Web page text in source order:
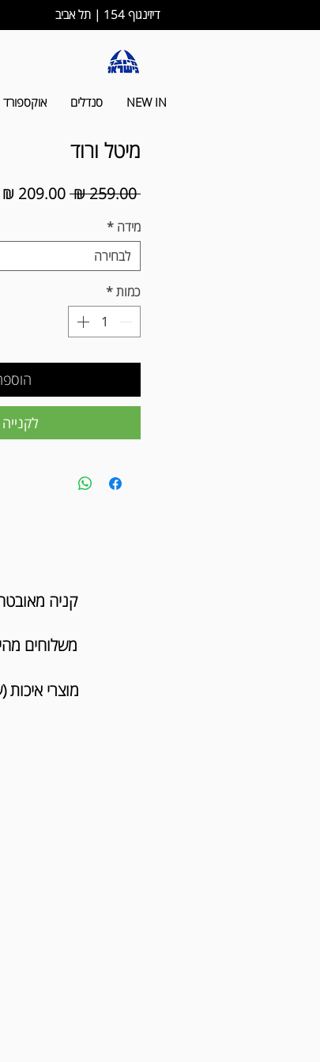
דיזינגוף 154 | תל אביב
NEW IN סנדלים אוקספורד
מיטל ורוד
‏259.00 ‏₪
מחיר
מידה *
לבחירה
כמות*
קניה
משלוחים
מוצרי